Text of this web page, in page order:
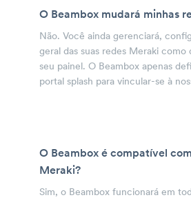
O Beambox mudará minhas
Não. Você ainda gerenciará,
geral das suas redes Meraki
seu painel. O Beambox apenas
portal splash para vincular-se à
O Beambox é compatível
Meraki?
Sim, o Beambox funcionará em